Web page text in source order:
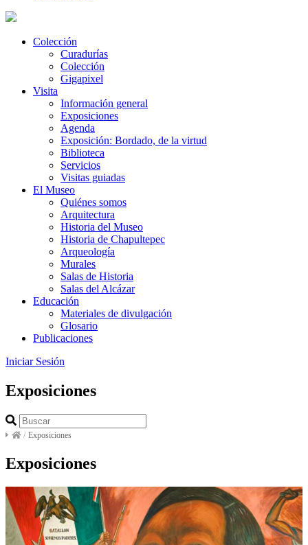
Colección
Curadurías
Colección
Gigapixel
Visita
Información general
Exposiciones
Agenda
Exposición: Bordado, de la virtud
Biblioteca
Servicios
Visitas guiadas
El Museo
Quiénes somos
Arquitectura
Historia del Museo
Historia de Chapultepec
Arqueología
Murales
Salas de Historia
Salas del Alcázar
Educación
Materiales de divulgación
Glosario
Publicaciones
Iniciar Sesión
Exposiciones
/ Exposiciones
Exposiciones